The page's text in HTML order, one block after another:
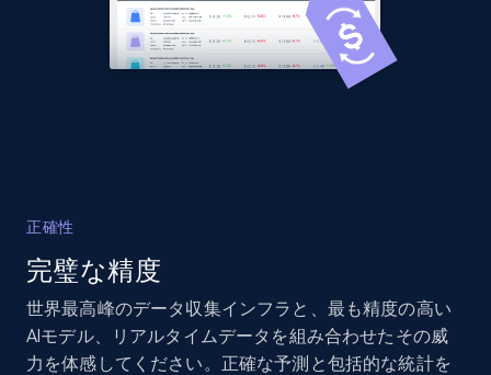
正確性
完璧な精度
世界最高峰のデータ収集インフラと、最も精度の高い
AIモデル、リアルタイムデータを組み合わせたその威
力を体感してください。正確な予測と包括的な統計を